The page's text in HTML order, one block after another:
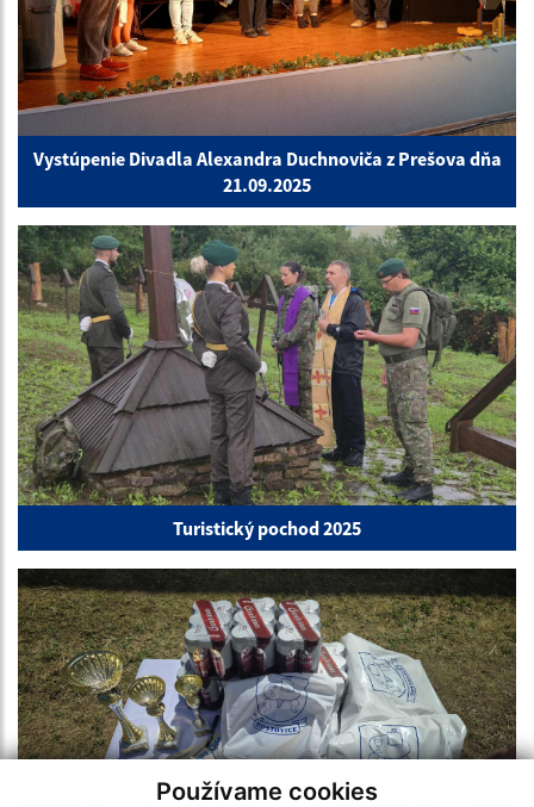
Používame cookies
Vystúpenie Divadla Alexandra Duchnoviča z Prešova dňa
21.09.2025
Turistický pochod 2025